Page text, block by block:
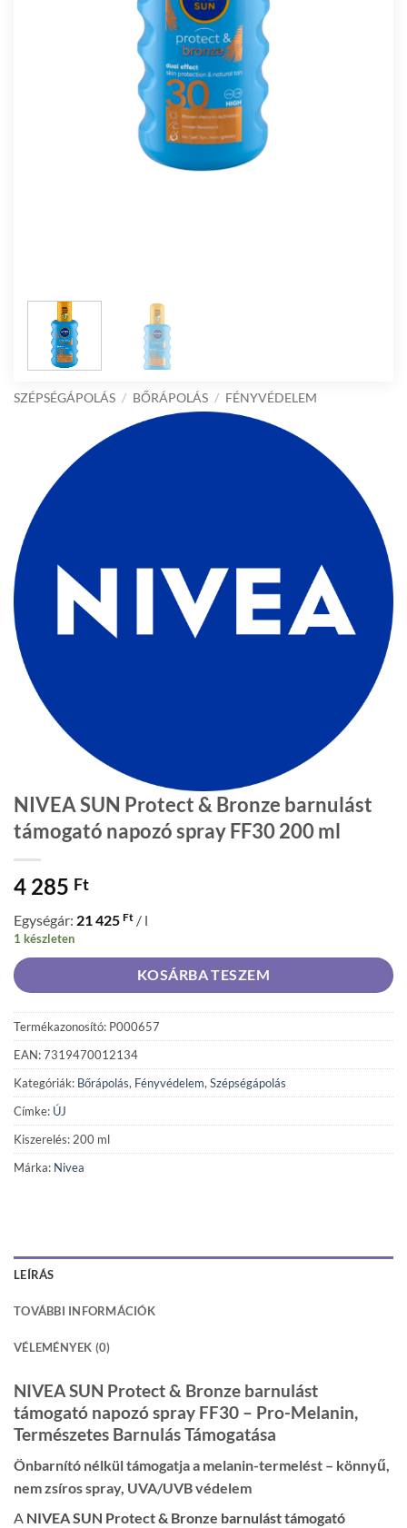
SZÉPSÉGÁPOLÁS / BŐRÁPOLÁS / FÉNYVÉDELEM
NIVEA SUN Protect & Bronze barnulást
támogató napozó spray FF30 200 ml
4 285 Ft
Egységár: 21 425 Ft / l
1 készleten
KOSÁRBA TESZEM
Termékazonosító: P000657
EAN: 7319470012134
Kategóriák: Bőrápolás, Fényvédelem, Szépségápolás
Címke: ÚJ
Kiszerelés: 200 ml
Márka: Nivea
LEÍRÁS
TOVÁBBI INFORMÁCIÓK
VÉLEMÉNYEK (0)
NIVEA SUN Protect & Bronze barnulást
támogató napozó spray FF30 – Pro-Melanin,
Természetes Barnulás Támogatása
Önbarnító nélkül támogatja a melanin-termelést – könnyű,
nem zsíros spray, UVA/UVB védelem
A NIVEA SUN Protect & Bronze barnulást támogató